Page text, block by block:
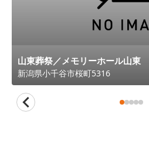
山東葬祭／メモリーホール山東
新潟県小千谷市桜町5316